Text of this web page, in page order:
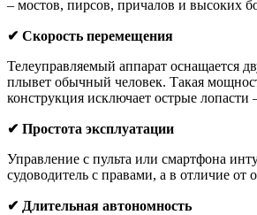
– мостов, пирсов, причалов и высоких
✔ Скорость перемещения
Телеуправляемый аппарат оснащается
плывет обычный человек. Такая
конструкция исключает острые
✔ Простота эксплуатации
Управление с пульта или смартфона
судоводитель с правами, а в отличие от
✔ Длительная автономность